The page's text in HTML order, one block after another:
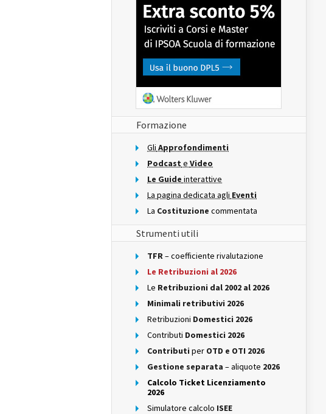
Formazione
Gli Approfondimenti
Podcast e Video
Le Guide interattive
La pagina dedicata agli Eventi
La Costituzione commentata
Strumenti utili
TFR– coefficiente rivalutazione
Le Retribuzioni al 2026
Le Retribuzioni dal 2002 al 2026
Minimali retributivi 2026
Retribuzioni Domestici 2026
Contributi Domestici 2026
Contributi per OTD e OTI 2026
Gestione separata – aliquote 2026
Calcolo Ticket Licenziamento
2026
Simulatore calcolo ISEE